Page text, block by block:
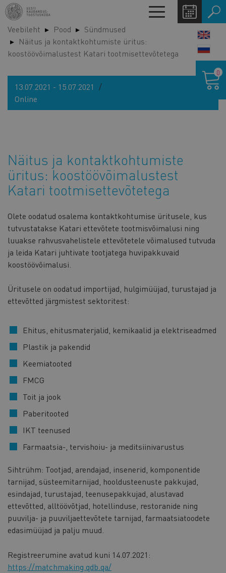
Liigu
edasi
põhisisu
juurde
Toggle
navigation
Veebileht Pood
Sündmused
Näitus ja kontaktkohtumiste üritus:
koostöövõimalustest Katari tootmisettevõtetega
13.07.2021 - 15.07.2021
Online
Näitus ja kontaktkohtumiste
üritus: koostöövõimalustest
Katari tootmisettevõtetega
Olete oodatud osalema kontaktkohtumise üritusele, kus
tutvustatakse Katari ettevõtete tootmisvõimalusi ning
luuakse rahvusvahelistele ettevõtetele võimalused tutvuda
ja leida Katari juhtivate tootjatega huvipakkuvaid
koostöövõimalusi.
Üritusele on oodatud importijad, hulgimüüjad, turustajad ja
ettevõtted järgmistest sektoritest:
Ehitus, ehitusmaterjalid, kemikaalid ja elektriseadmed
Plastik ja pakendid
Keemiatooted
FMCG
Toit ja jook
Paberitooted
IKT teenused
Farmaatsia-, tervishoiu- ja meditsiinivarustus
Sihtrühm: Tootjad, arendajad, insenerid, komponentide
tarnijad, süsteemitarnijad, hooldusteenuste pakkujad,
esindajad, turustajad, teenusepakkujad, alustavad
ettevõtted, alltöövõtjad, hotellinduse, restoranide ning
puuvilja- ja puuviljaettevõtete tarnijad, farmaatsiatoodete
edasimüüjad ja palju muud.
Registreerumine avatud kuni 14.07.2021:
https://matchmaking.qdb.qa/
0